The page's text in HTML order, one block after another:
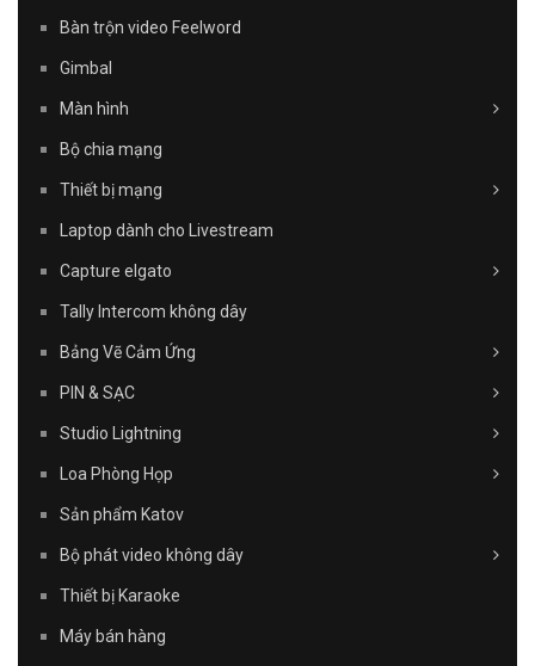
Bàn trộn video Feelword
Gimbal
Màn hình
Bộ chia mạng
Thiết bị mạng
Laptop dành cho Livestream
Capture elgato
Tally Intercom không dây
Bảng Vẽ Cảm Ứng
PIN & SẠC
Studio Lightning
Loa Phòng Họp
Sản phẩm Katov
Bộ phát video không dây
Thiết bị Karaoke
Máy bán hàng